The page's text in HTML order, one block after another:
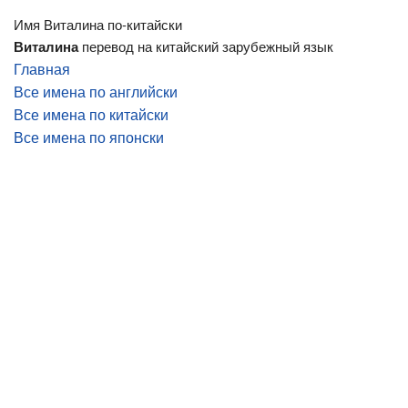
Имя Виталина по-китайски
Виталинаперевод на китайский зарубежный язык
Главная
Все имена по английски
Все имена по китайски
Все имена по японски